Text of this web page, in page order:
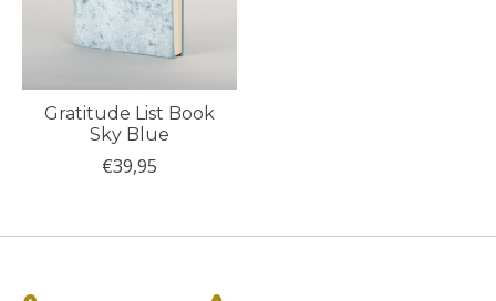
Gratitude List Book
Sky Blue
€39,95